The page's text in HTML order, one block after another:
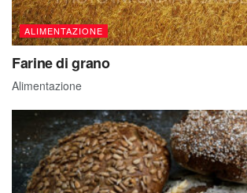
ALIMENTAZIONE
Farine di grano
Alimentazione